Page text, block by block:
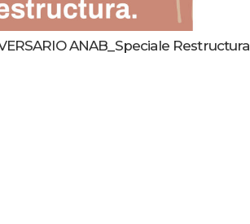
ANAB_Speciale Restructura